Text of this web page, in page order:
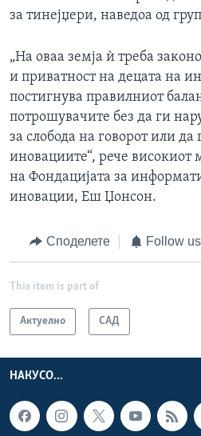
за тинејџери, наведоа од
„На оваа земја ѝ треба
и приватност на децата на
постигнува правилниот
потрошувачите без да ги
за слобода на говорот или да
иновациите“, рече високиот
на Фондацијата за
иновации, Еш Џонсон.
Споделете Follow us
This item is part of
Актуелно САД
НАКУСО...